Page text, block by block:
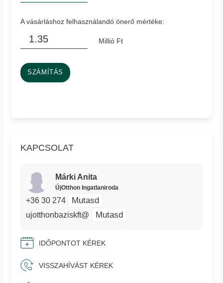
A vásárláshoz felhasználandó önerő mértéke:
Millió Ft
SZÁMÍTÁS
KAPCSOLAT
Márki Anita
ÚjOtthon Ingatlaniroda
+36 30 274 Mutasd
ujotthonbaziskft@ Mutasd
IDŐPONTOT KÉREK
VISSZAHÍVÁST KÉREK